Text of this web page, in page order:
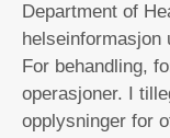
Department of
helseinformasjon
For behandling,
operasjoner. I
opplysninger for